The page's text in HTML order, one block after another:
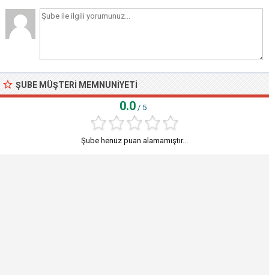
ŞUBE MÜŞTERI MEMNUNIYETI
0.0 / 5
Şube henüz puan alamamıştır...